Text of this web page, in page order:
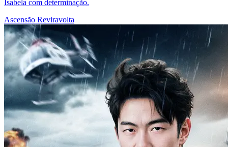
Isabela com determinação.
Ascensão Reviravolta